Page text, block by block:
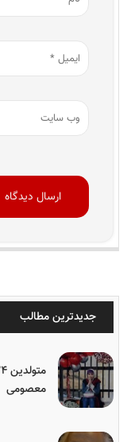
جدیدترین مطالب
معصومی